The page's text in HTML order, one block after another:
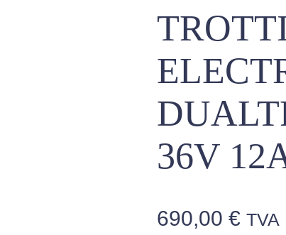
36V
690,00 € TVA